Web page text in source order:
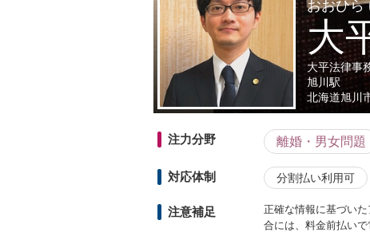
おおひら
大
大平法律事
旭川駅
北海道旭川
注力分野 離婚・男女問題
対応体制 分割払い利用可
注意補足
正確な情報に基づい
合には、料金前払いで